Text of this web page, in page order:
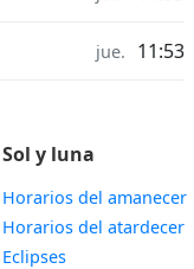
del sol in jue. 11:53
Sol y luna
Horarios del amanecer
Horarios del atardecer
Eclipses